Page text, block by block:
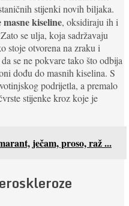
stijenki novih biljaka.
masne kiseline, oksidiraju ih i
se ulja, koja sadržavaju
stoje otvorena na zraku i
se ne pokvare tako što odbija
dođu do masnih kiselina. S
podrijetla, a premalo
stijenke kroz koje je
ječam, proso, raž ...